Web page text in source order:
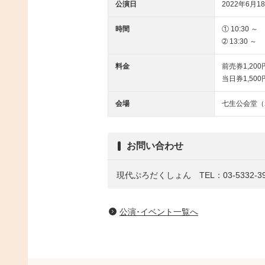
公演日 2022年6月
時間
① 10:30 ～
➁ 13:30 ～
料金
前売券1,200
当日券1,500
会場 七生公会堂（
お問い合わせ
現代ぷろだくしょん TEL：03-5332-
公演･イベント一覧へ